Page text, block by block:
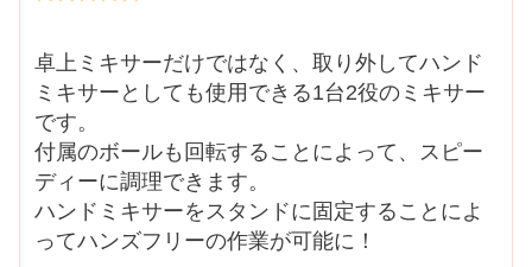
卓上ミキサーだけではなく、取り外してハンド
ミキサーとしても使用できる1台2役のミキサー
です。
付属のボールも回転することによって、スピー
ディーに調理できます。
ハンドミキサーをスタンドに固定することによ
ってハンズフリーの作業が可能に！